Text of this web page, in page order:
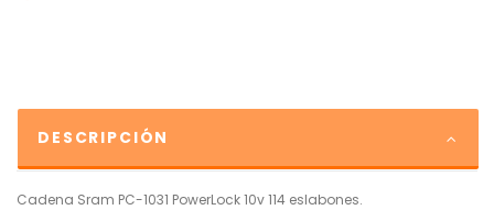
DESCRIPCIÓN
Cadena Sram PC-1031 PowerLock 10v 114 eslabones.